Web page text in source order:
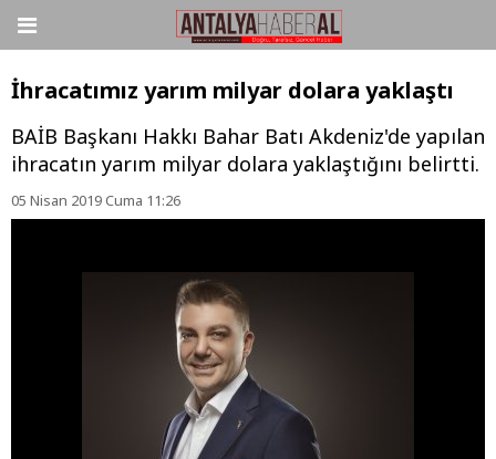
İhracatımız yarım milyar dolara yaklaştı
BAİB Başkanı Hakkı Bahar Batı Akdeniz'de yapılan
ihracatın yarım milyar dolara yaklaştığını belirtti.
05 Nisan 2019 Cuma 11:26